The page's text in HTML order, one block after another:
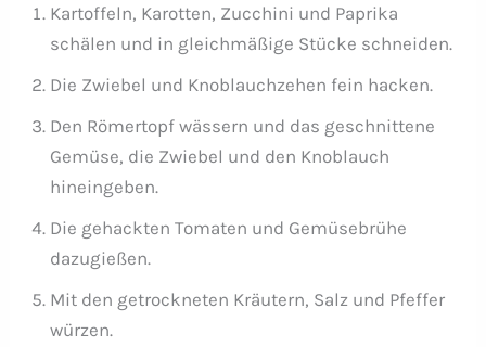
Kartoffeln, Karotten, Zucchini und Paprika
schälen und in gleichmäßige Stücke schneiden.
Die Zwiebel und Knoblauchzehen fein hacken.
Den Römertopf wässern und das geschnittene
Gemüse, die Zwiebel und den Knoblauch
hineingeben.
Die gehackten Tomaten und Gemüsebrühe
dazugießen.
Mit den getrockneten Kräutern, Salz und Pfeffer
würzen.